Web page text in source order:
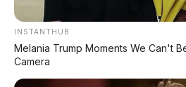
⚡ Leapmotor C10 Resmi
Rp598 Juta
INSTANTHUB
Melania Trump Moments We Can't
Camera